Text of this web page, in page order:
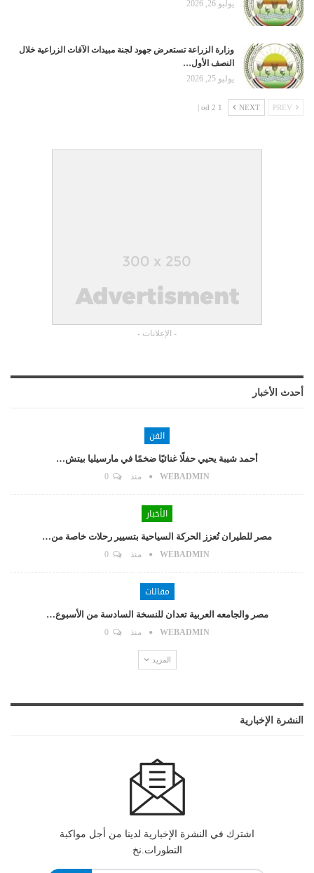
يوليو 26, 2026
وزارة الزراعة تستعرض جهود لجنة مبيدات الآفات الزراعية خلال
النصف الأول…
يوليو 25, 2026
NEXT
1 od 2 |
- الإعلانات -
أحدث الأخبار
الفن
أحمد شيبة يحيي حفلًا غنائيًا ضخمًا في مارسيليا بيتش…
WEBADMIN منذ
الأخبار
مصر للطيران تُعزز الحركة السياحية بتسيير رحلات خاصة من…
WEBADMIN منذ
مقالات
مصر والجامعه العربية تعدان للنسخة السادسة من الأسبوع…
WEBADMIN منذ
المزيد
النشرة الإخبارية
اشترك في النشرة الإخبارية لدينا من أجل مواكبة
التطورات.نخ